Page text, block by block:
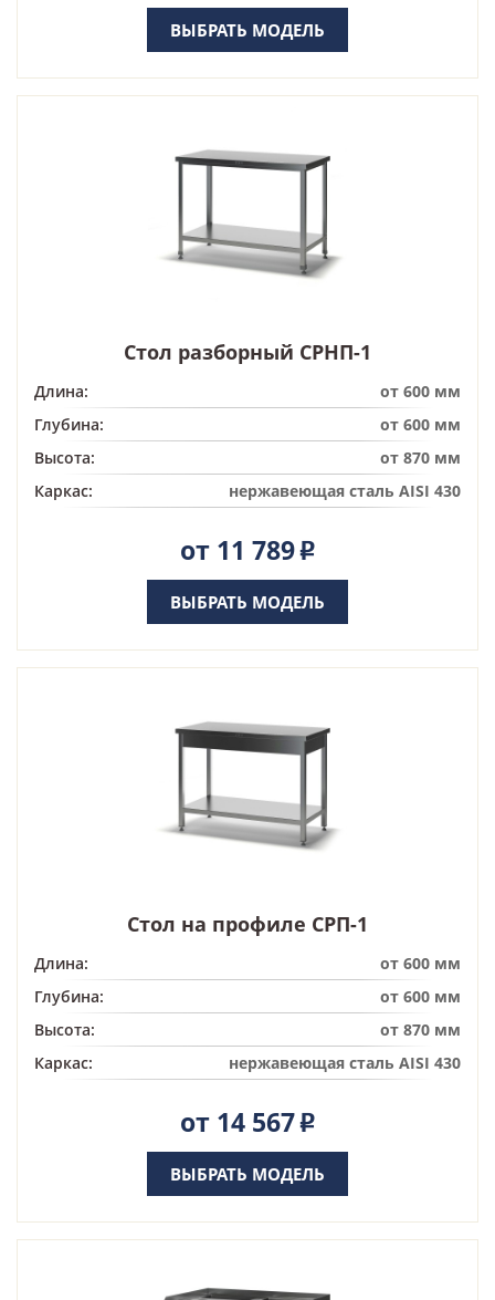
ВЫБРАТЬ МОДЕЛЬ
Стол разборный СРНП-1
Длина:
от 600 мм
Глубина:
от 600 мм
Высота:
от 870 мм
Каркас:
нержавеющая сталь AISI 430
от 11 789Р
ВЫБРАТЬ МОДЕЛЬ
Стол на профиле СРП-1
Длина:
от 600 мм
Глубина:
от 600 мм
Высота:
от 870 мм
Каркас:
нержавеющая сталь AISI 430
от 14 567Р
ВЫБРАТЬ МОДЕЛЬ